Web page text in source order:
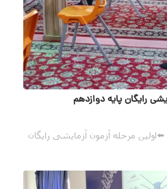
رایگان پایه دوازدهم
مرحله آزمون آزمایشی رایگان